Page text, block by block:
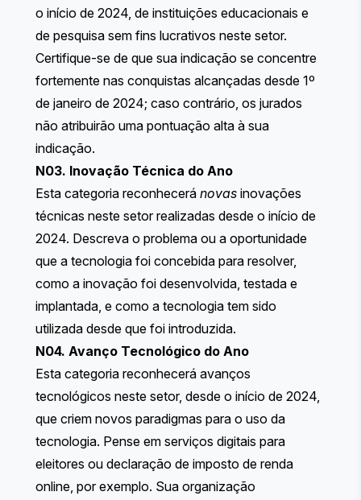
o início de 2024, de instituições educacionais e
de pesquisa sem fins lucrativos neste setor.
Certifique-se de que sua indicação se concentre
fortemente nas conquistas alcançadas desde 1º
de janeiro de 2024; caso contrário, os jurados
não atribuirão uma pontuação alta à sua
indicação.
N03. Inovação Técnica do Ano
Esta categoria reconhecerá novas inovações
técnicas neste setor realizadas desde o início de
2024. Descreva o problema ou a oportunidade
que a tecnologia foi concebida para resolver,
como a inovação foi desenvolvida, testada e
implantada, e como a tecnologia tem sido
utilizada desde que foi introduzida.
N04. Avanço Tecnológico do Ano
Esta categoria reconhecerá avanços
tecnológicos neste setor, desde o início de 2024,
que criem novos paradigmas para o uso da
tecnologia. Pense em serviços digitais para
eleitores ou declaração de imposto de renda
online, por exemplo. Sua organização